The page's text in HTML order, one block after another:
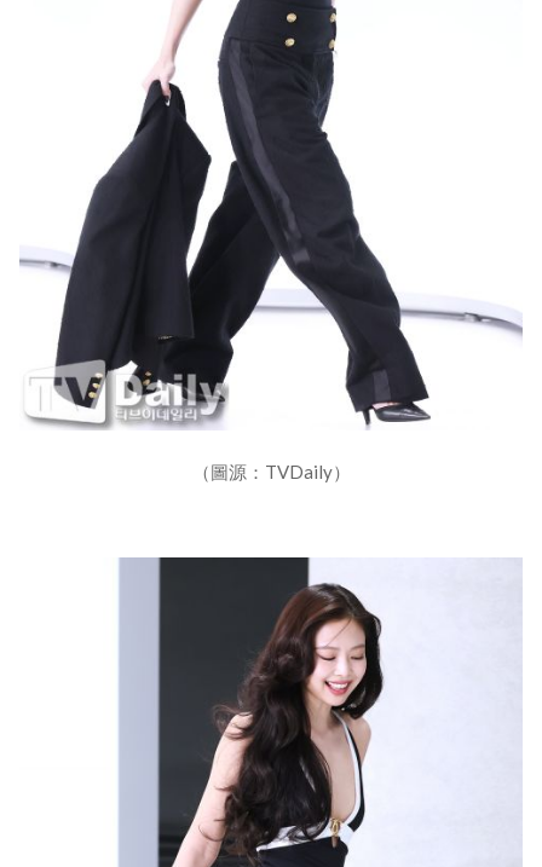
（圖源：TVDaily）